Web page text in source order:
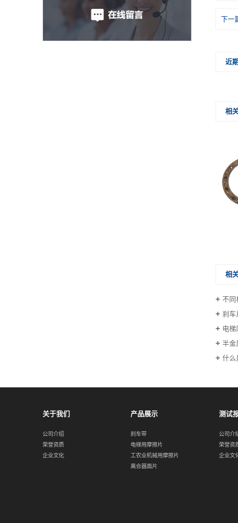
下一
近
相
相
不同
刹车
电梯
半金
什么
关于我们
公司介绍
荣誉资质
企业文化
产品展示
刹车带
电梯用摩擦片
工农业机械用摩擦片
离合器面片
测试
公司介
荣誉资
企业文